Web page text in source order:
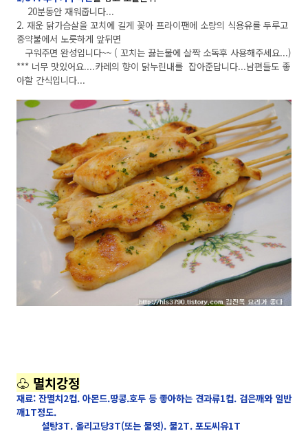
20분동안 재워줍니다...
2. 재운 닭가슴살을 꼬치에 길게 꽂아 프라이팬에 소량의 식용유를 두루고
중약불에서 노릇하게 앞뒤면
구워주면 완성입니다~~ ( 꼬치는 끓는물에 살짝 소독후 사용해주세요...)
*** 너무 맛있어요....카레의 향이 닭누린내를 잡아준답니다...남편들도 좋
아할 간식입니다...
♧ 멸치강정
재료: 잔멸치2컵. 아몬드.땅콩.호두 등 좋아하는 견과류1컵. 검은깨와 일반
깨1T정도.
설탕3T. 올리고당3T(또는 물엿). 물2T. 포도씨유1T